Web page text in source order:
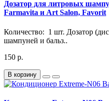
Дозатор для литровых
Farmavita и Art Salon, Favorit
Количество: 1 шт. Дозатор
шампуней и бальз..
150 р.
В корзину